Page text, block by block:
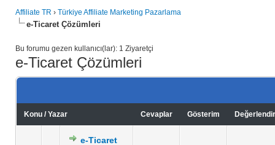
Affiliate TR › Türkiye Affiliate Marketing Pazarlama
e-Ticaret Çözümleri
Bu forumu gezen kullanıcı(lar): 1 Ziyaretçi
e-Ticaret Çözümleri
Konu /Yazar Cevaplar Gösterim
e-Ticaret